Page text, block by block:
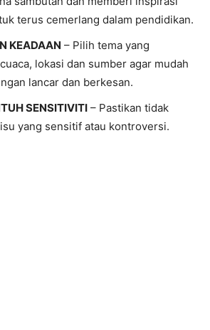
terus cemerlang dalam pendidikan.
KEADAAN – Pilih tema yang
lokasi dan sumber agar mudah
lancar dan berkesan.
SENSITIVITI – Pastikan tidak
yang sensitif atau kontroversi.